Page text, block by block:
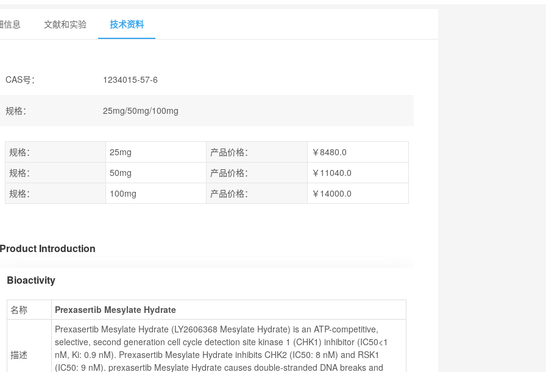
信息 文献和实验 技术资料
CAS号： 1234015-57-6
规格： 25mg/50mg/100mg
规格： 25mg 产品价格：
￥8480.0
规格：
50mg 产品价格：
￥11040.0
规格：
100mg 产品价格： ￥14000.0
Product Introduction
Bioactivity
名称 Prexasertib Mesylate Hydrate
描述
Prexasertib Mesylate Hydrate (LY2606368 Mesylate Hydrate) is an ATP-competitive,
selective, second generation cell cycle detection site kinase 1 (CHK1) inhibitor (IC50<1
nM, Ki: 0.9 nM). Prexasertib Mesylate Hydrate inhibits CHK2 (IC50: 8 nM) and RSK1
(IC50: 9 nM). prexasertib Mesylate Hydrate causes double-stranded DNA breaks and